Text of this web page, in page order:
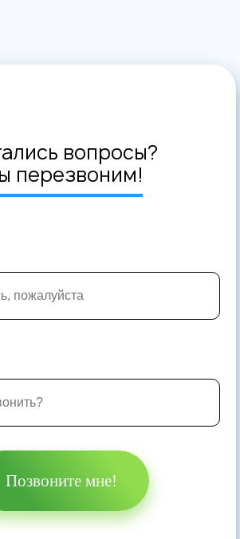
вопросы?
перезвоним!
Позвоните мне!